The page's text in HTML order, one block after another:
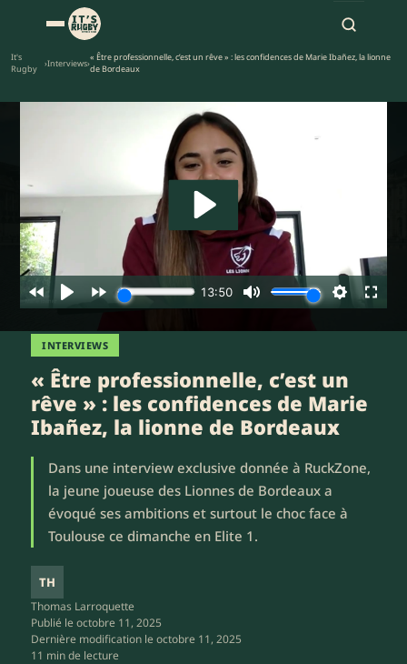
It's
Rugby
›Interviews›« Être professionnelle, c’est un rêve » : les confidences de Marie Ibañez, la lionne
de Bordeaux
INTERVIEWS
« Être professionnelle, c’est un
rêve » : les confidences de Marie
Ibañez, la lionne de Bordeaux
Dans une interview exclusive donnée à RuckZone,
la jeune joueuse des Lionnes de Bordeaux a
évoqué ses ambitions et surtout le choc face à
Toulouse ce dimanche en Elite 1.
TH
Thomas Larroquette
Publié leoctobre 11, 2025
Dernière modification leoctobre 11, 2025
11 min de lecture